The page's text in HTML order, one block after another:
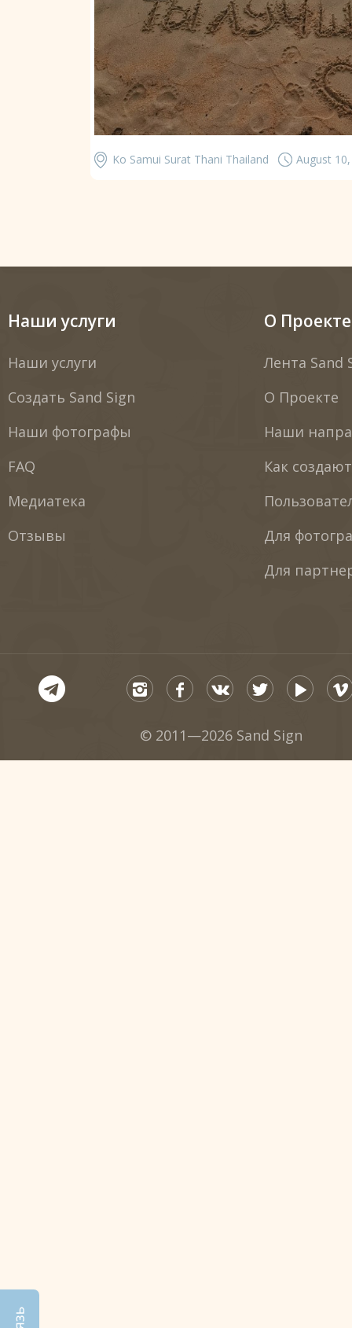
Ko Samui Surat Thani Thailand August
Наши услуги
Наши услуги
Создать Sand Sign
Наши фотографы
FAQ
Медиатека
Отзывы
О Проекте
Лента Sand
О Проекте
Наши
Как
Для
Для
© 2011—2026 Sand Sign